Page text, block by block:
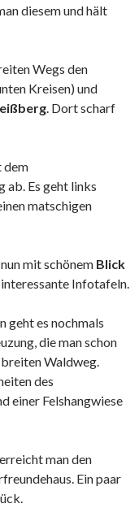
diesem und hält
Wegs den
Kreisen) und
. Dort scharf
dem
ab. Es geht links
matschigen
mit schönem Blick
Infotafeln.
geht es nochmals
die man schon
Waldweg.
des
einer Felshangwiese
man den
Ein paar